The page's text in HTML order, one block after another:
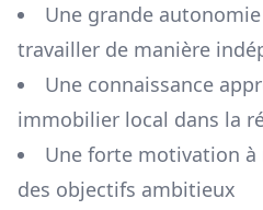
Une grande
travailler de manière
Une connaissance
immobilier local dans la
Une forte motivation
des objectifs ambitieux